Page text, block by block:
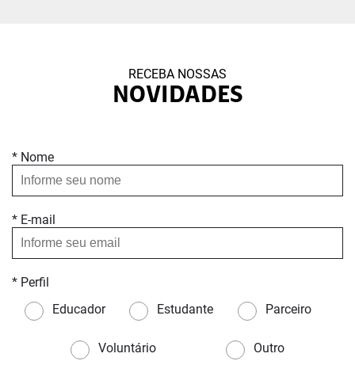
RECEBA NOSSAS
NOVIDADES
* Nome
* E-mail
* Perfil
Educador
Estudante Parceiro
Voluntário Outro